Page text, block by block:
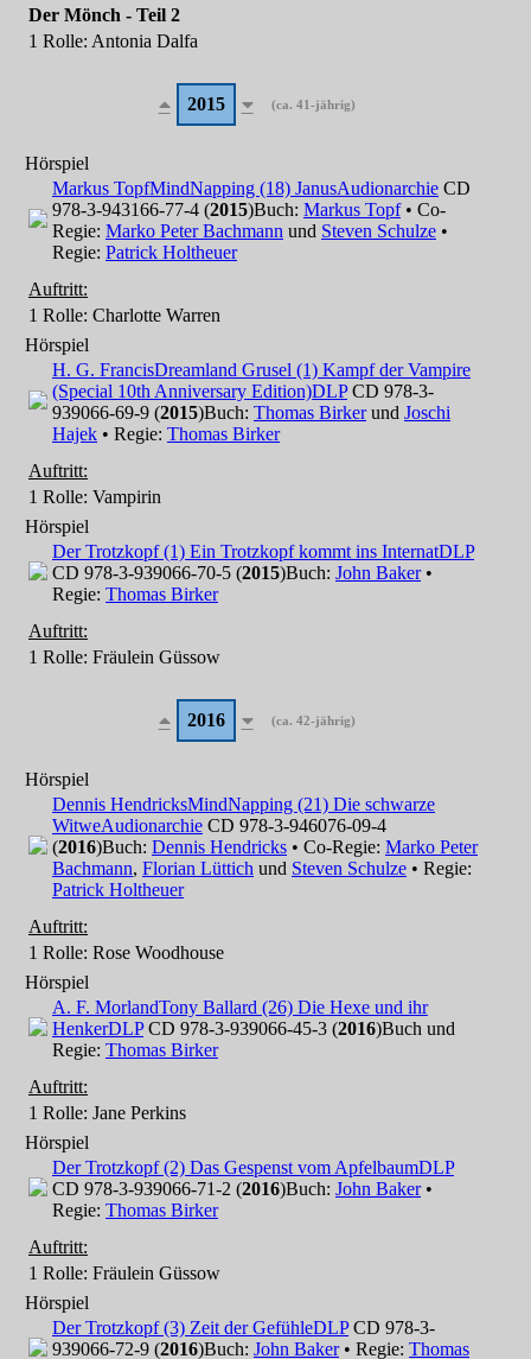
Der Mönch - Teil 2
1 Rolle: Antonia Dalfa
2015 (ca. 41-jährig)
Hörspiel
Markus TopfMindNapping (18) JanusAudionarchie CD
978-3-943166-77-4 (2015)Buch: Markus Topf• Co-
Regie: Marko Peter Bachmann und Steven Schulze •
Regie: Patrick Holtheuer
Auftritt:
1 Rolle: Charlotte Warren
Hörspiel
H. G. FrancisDreamland Grusel (1) Kampf der Vampire
(Special 10th Anniversary Edition)DLPCD 978-3-
939066-69-9 (2015)Buch: Thomas Birkerund Joschi
Hajek • Regie: Thomas Birker
Auftritt:
1 Rolle: Vampirin
Hörspiel
Der Trotzkopf (1) Ein Trotzkopf kommt ins InternatDLP
CD 978-3-939066-70-5 (2015)Buch: John Baker•
Regie: Thomas Birker
Auftritt:
1 Rolle: Fräulein Güssow
2016 (ca. 42-jährig)
Hörspiel
Dennis HendricksMindNapping (21) Die schwarze
WitweAudionarchie CD 978-3-946076-09-4
(2016)Buch: Dennis Hendricks • Co-Regie: Marko Peter
Bachmann, Florian Lüttich und Steven Schulze • Regie:
Patrick Holtheuer
Auftritt:
1 Rolle: Rose Woodhouse
Hörspiel
A. F. MorlandTony Ballard (26) Die Hexe und ihr
HenkerDLPCD 978-3-939066-45-3 (2016)Buch und
Regie: Thomas Birker
Auftritt:
1 Rolle: Jane Perkins
Hörspiel
Der Trotzkopf (2) Das Gespenst vom ApfelbaumDLP
CD 978-3-939066-71-2 (2016)Buch: John Baker•
Regie: Thomas Birker
Auftritt:
1 Rolle: Fräulein Güssow
Hörspiel
Der Trotzkopf (3) Zeit der GefühleDLPCD 978-3-
939066-72-9 (2016)Buch: John Baker• Regie: Thomas